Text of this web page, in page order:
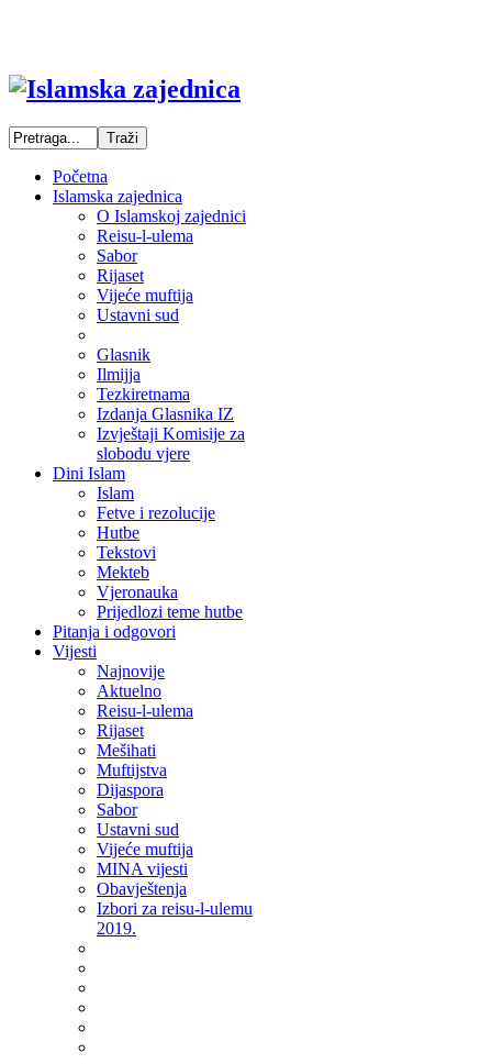
Početna
Islamska zajednica
O Islamskoj zajednici
Reisu-l-ulema
Sabor
Rijaset
Vijeće muftija
Ustavni sud
Glasnik
Ilmijja
Tezkiretnama
Izdanja Glasnika IZ
Izvještaji Komisije za
slobodu vjere
Dini Islam
Islam
Fetve i rezolucije
Hutbe
Tekstovi
Mekteb
Vjeronauka
Prijedlozi teme hutbe
Pitanja i odgovori
Vijesti
Najnovije
Aktuelno
Reisu-l-ulema
Rijaset
Mešihati
Muftijstva
Dijaspora
Sabor
Ustavni sud
Vijeće muftija
MINA vijesti
Obavještenja
Izbori za reisu-l-ulemu
2019.